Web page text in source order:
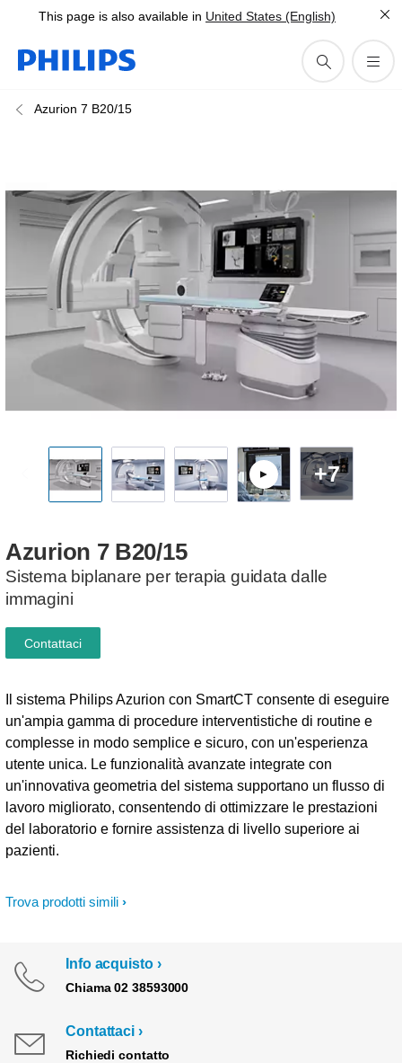
This page is also available in United States (English)
Azurion 7 B20/15
+7
Azurion 7 B20/15
Sistema biplanare per terapia guidata dalle
immagini
Trova prodotti simili
Il sistema Philips Azurion con SmartCT consente di eseguire
un'ampia gamma di procedure interventistiche di routine e
complesse in modo semplice e sicuro, con un'esperienza
utente unica. Le funzionalità avanzate integrate con
un'innovativa geometria del sistema supportano un flusso di
lavoro migliorato, consentendo di ottimizzare le prestazioni
del laboratorio e fornire assistenza di livello superiore ai
pazienti.
Contattaci
Info acquisto
Chiama 02 38593000
Contattaci
Richiedi contatto